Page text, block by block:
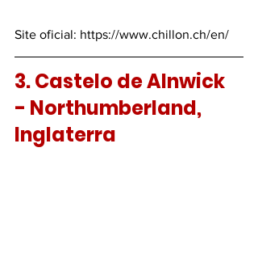
Site oficial: https://www.chillon.ch/en/
3. Castelo de Alnwick
- Northumberland,
Inglaterra